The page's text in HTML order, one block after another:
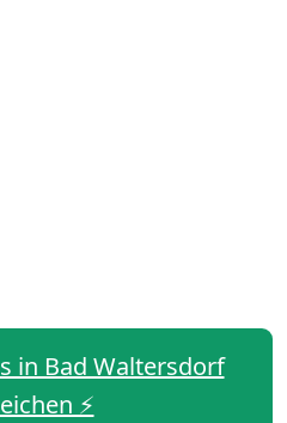
in Bad Waltersdorf
⚡️